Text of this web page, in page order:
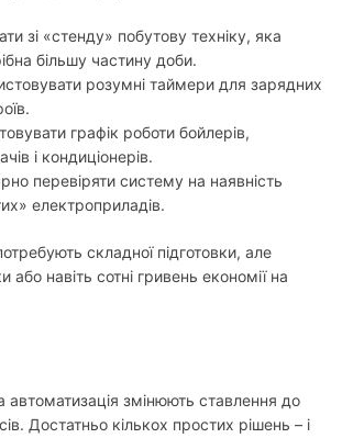
зі «стенду» побутову техніку, яка
більшу частину доби.
розумні таймери для зарядних
графік роботи бойлерів,
і кондиціонерів.
перевіряти систему на наявність
електроприладів.
складної підготовки, але
або навіть сотні гривень економії на
автоматизація змінюють ставлення до
Достатньо кількох простих рішень – і